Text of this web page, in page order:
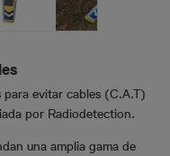
evitar cables (C.A.T)
por Radiodetection.
una amplia gama de